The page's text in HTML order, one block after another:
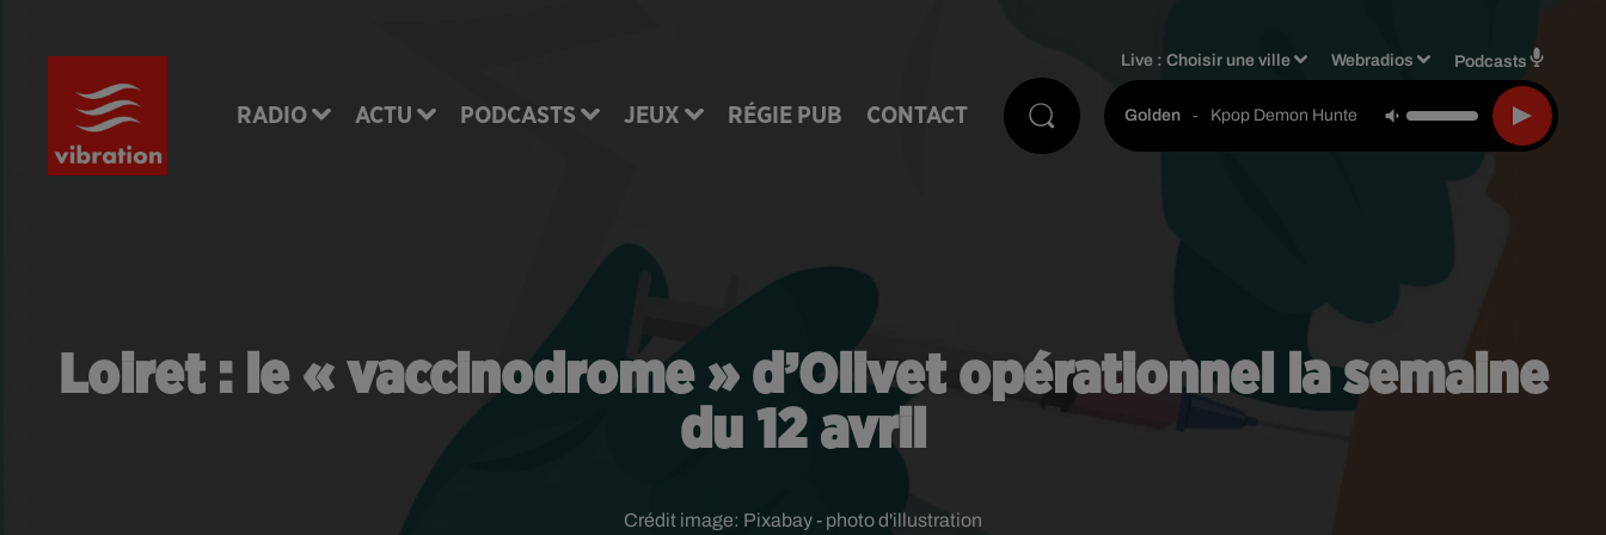
RADIO ACTU PODCASTS JEUX RÉGIE PUB CONTACT
Live :Choisir une ville Webradios Podcasts
Golden - Kpop Demon Hunters
Loiret : le « vaccinodrome » d’Olivet opérationnel la semaine
du 12 avril
Crédit image: Pixabay - photo d'illustration